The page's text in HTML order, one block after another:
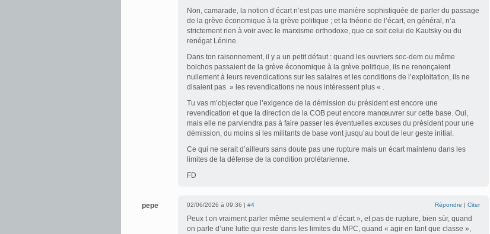
Non, camarade, la notion d’écart n’est pas une manière sophistiquée de parler du passage
de la grève économique à la grève politique ; et la théorie de l’écart, en général, n’a
strictement rien à voir avec le marxisme orthodoxe, que ce soit celui de Kautsky ou du
renégat Lénine.
Dans ton raisonnement, il y a un petit défaut : quand les ouvriers soc-dem ou même
bolchos passaient de la grève économique à la grève politique, ils ne renonçaient
nullement à leurs revendications sur les salaires et les conditions de l’exploitation, ils ne
disaient pas » les revendications ne nous intéressent plus « .
Tu vas m’objecter que l’exigence de la démission du président est encore une
revendication et que la direction de la COB peut encore manœuvrer sur cette base. Oui,
mais elle ne parviendra pas à faire passer les éventuelles excuses du président pour une
démission, du moins si les militants de base vont jusqu’au bout de leur geste initial.
Ce qui ne serait d’ailleurs sans doute pas une rupture mais un écart maintenu dans les
limites de la défense de la condition prolétarienne.
FD
pepe 02/06/2026 à 09:36 | #4 Répondre | Citer
Peux t on vraiment parler même seulement « d’écart », et pas de rupture, bien sùr, quand
on parle d’une lutte qui reste dans les limites du MPC, quand « agir en tant que classe »,